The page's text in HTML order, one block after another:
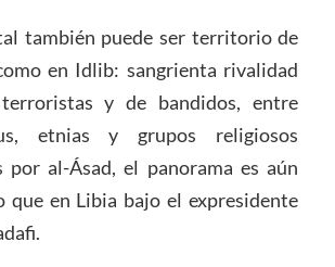
también puede ser territorio de
en Idlib: sangrienta rivalidad
y de bandidos, entre
etnias y grupos religiosos
por al-Ásad, el panorama es aún
que en Libia bajo el expresidente